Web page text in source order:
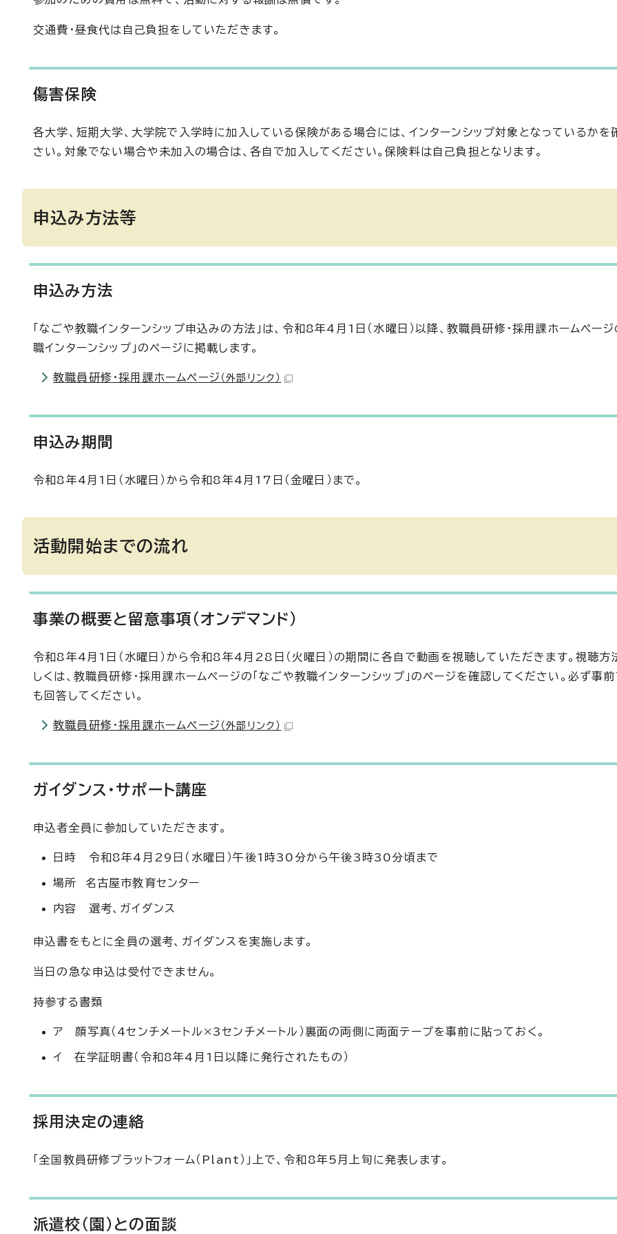
交通費・昼食代は自己負担をしていただきます。
傷害保険
各大学、短期大学、大学院で入学時に加入している保険がある場合には、インターンシップ対象となっているかを
さい。対象でない場合や未加入の場合は、各自で加入してください。保険料は自己負担となります。
申込み方法等
申込み方法
「なごや教職インターンシップ申込みの方法」は、令和8年4月1日（水曜日）以降、教職員研修・採用課ホームページ
職インターンシップ」のページに掲載します。
教職員研修・採用課ホームページ （外部リンク）
申込み期間
令和8年4月1日（水曜日）から令和8年4月17日（金曜日）まで。
活動開始までの流れ
事業の概要と留意事項（オンデマンド）
令和8年4月1日（水曜日）から令和8年4月28日（火曜日）の期間に各自で動画を視聴していただきます。視聴方
しくは、教職員研修・採用課ホームページの「なごや教職インターンシップ」のページを確認してください。必ず事前
も回答してください。
教職員研修・採用課ホームページ （外部リンク）
ガイダンス・サポート講座
申込者全員に参加していただきます。
日時 令和8年4月29日（水曜日）午後1時30分から午後3時30分頃まで
場所 名古屋市教育センター
内容 選考、ガイダンス
申込書をもとに全員の選考、ガイダンスを実施します。
当日の急な申込は受付できません。
持参する書類
ア 顔写真（4センチメートル×3センチメートル）裏面の両側に両面テープを事前に貼っておく。
イ 在学証明書（令和8年4月1日以降に発行されたもの）
採用決定の連絡
「全国教員研修プラットフォーム（Plant）」上で、令和8年5月上旬に発表します。
派遣校（園）との面談